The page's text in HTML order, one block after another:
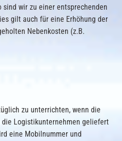
wir zu einer entsprechenden
gilt auch für eine Erhöhung der
Nebenkosten (z.B.
zu unterrichten, wenn die
Logistikunternehmen geliefert
eine Mobilnummer und